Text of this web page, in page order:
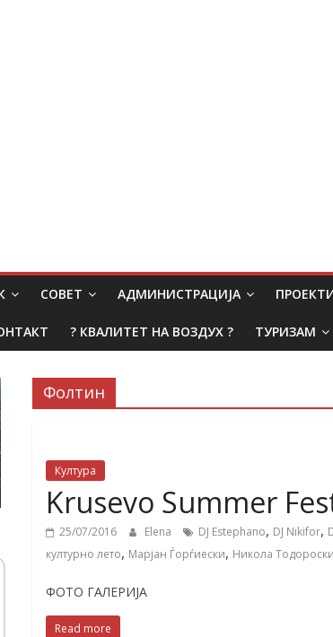
СОВЕТ АДМИНИСТРАЦИЈА
? КВАЛИТЕТ НА ВОЗДУХ ? ТУРИЗАМ
Фолтин
Култура
Krusevo Summer
25/07/2016 Elena DJ Estephano, DJ Nikifor,
културно лето, Марјан Ѓорѓиески, Никола Тодороски
ФОТО ГАЛЕРИЈА
Read more